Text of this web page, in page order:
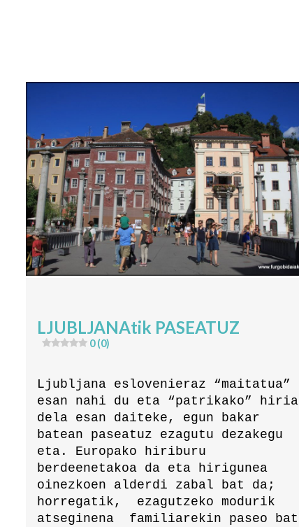
LJUBLJANAtik PASEATUZ
0 (0)
Ljubljana eslovenieraz “maitatua”
esan nahi du eta “patrikako” hiria
dela esan daiteke, egun bakar
batean paseatuz ezagutu dezakegu
eta. Europako hiriburu
berdeenetakoa da eta hirigunea
oinezkoen alderdi zabal bat da;
horregatik, ezagutzeko modurik
atseginena familiarekin paseo bat